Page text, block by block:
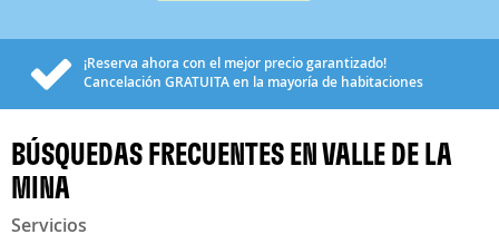
¡Reserva ahora con el mejor precio garantizado!
Cancelación GRATUITAen la mayoría de habitaciones
BÚSQUEDAS FRECUENTES EN VALLE DE LA
MINA
Servicios